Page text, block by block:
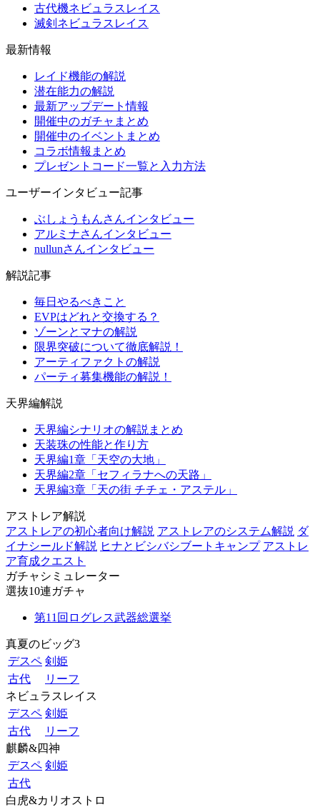
古代機ネビュラスレイス
滅剣ネビュラスレイス
最新情報
レイド機能の解説
潜在能力の解説
最新アップデート情報
開催中のガチャまとめ
開催中のイベントまとめ
コラボ情報まとめ
プレゼントコード一覧と入力方法
ユーザーインタビュー記事
ぶしょうもんさんインタビュー
アルミナさんインタビュー
nullunさんインタビュー
解説記事
毎日やるべきこと
EVPはどれと交換する？
ゾーンとマナの解説
限界突破について徹底解説！
アーティファクトの解説
パーティ募集機能の解説！
天界編解説
天界編シナリオの解説まとめ
天装珠の性能と作り方
天界編1章「天空の大地」
天界編2章「セフィラナへの天路」
天界編3章「天の街 チチェ・アステル」
アストレア解説
アストレアの初心者向け解説 アストレアのシステム解説 ダ
イナシールド解説 ヒナとビシバシブートキャンプ アストレ
ア育成クエスト
ガチャシミュレーター
選抜10連ガチャ
第11回ログレス武器総選挙
真夏のビッグ3
デスペ 剣姫
古代
リーフ
ネビュラスレイス
デスペ 剣姫
古代
リーフ
麒麟&四神
デスペ 剣姫
古代
白虎&カリオストロ